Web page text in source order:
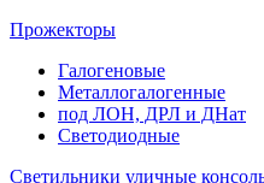
Прожекторы
Галогеновые
Металлогалогенные
под ЛОН, ДРЛ и ДНат
Светодиодные
Светильники уличные